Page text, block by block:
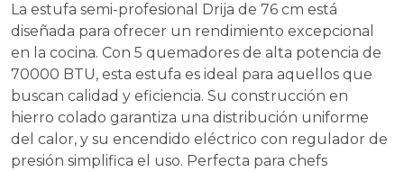
La estufa semi-profesional Drija de 76 cm está
diseñada para ofrecer un rendimiento excepcional
en la cocina. Con 5 quemadores de alta potencia de
70000 BTU, esta estufa es ideal para aquellos que
buscan calidad y eficiencia. Su construcción en
hierro colado garantiza una distribución uniforme
del calor, y su encendido eléctrico con regulador de
presión simplifica el uso. Perfecta para chefs